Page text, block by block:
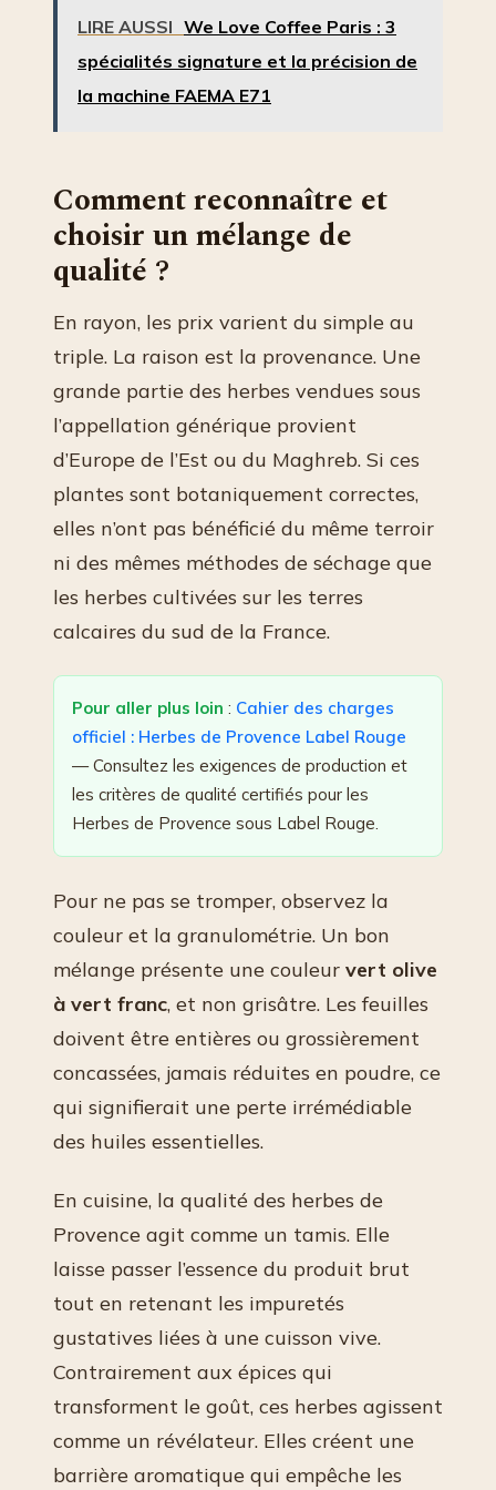
LIRE AUSSI We Love Coffee Paris : 3
spécialités signature et la précision de
la machine FAEMA E71
Comment reconnaître et
choisir un mélange de
qualité ?
En rayon, les prix varient du simple au
triple. La raison est la provenance. Une
grande partie des herbes vendues sous
l’appellation générique provient
d’Europe de l’Est ou du Maghreb. Si ces
plantes sont botaniquement correctes,
elles n’ont pas bénéficié du même terroir
ni des mêmes méthodes de séchage que
les herbes cultivées sur les terres
calcaires du sud de la France.
Pour aller plus loin : Cahier des charges
officiel : Herbes de Provence Label Rouge
— Consultez les exigences de production et
les critères de qualité certifiés pour les
Herbes de Provence sous Label Rouge.
Pour ne pas se tromper, observez la
couleur et la granulométrie. Un bon
mélange présente une couleur vert olive
à vert franc, et non grisâtre. Les feuilles
doivent être entières ou grossièrement
concassées, jamais réduites en poudre, ce
qui signifierait une perte irrémédiable
des huiles essentielles.
En cuisine, la qualité des herbes de
Provence agit comme un tamis. Elle
laisse passer l’essence du produit brut
tout en retenant les impuretés
gustatives liées à une cuisson vive.
Contrairement aux épices qui
transforment le goût, ces herbes agissent
comme un révélateur. Elles créent une
barrière aromatique qui empêche les